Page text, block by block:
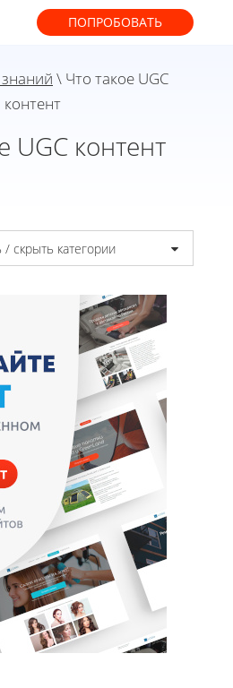
ПОПРОБОВАТЬ
\ Что такое UGC
контент
UGC контент
/ скрыть категории